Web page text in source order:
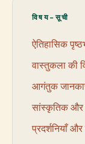
विषय-सूची
ऐतिहासिक
वास्तुकला की
आगंतुक
सांस्कृतिक और
प्रदर्शनियाँ